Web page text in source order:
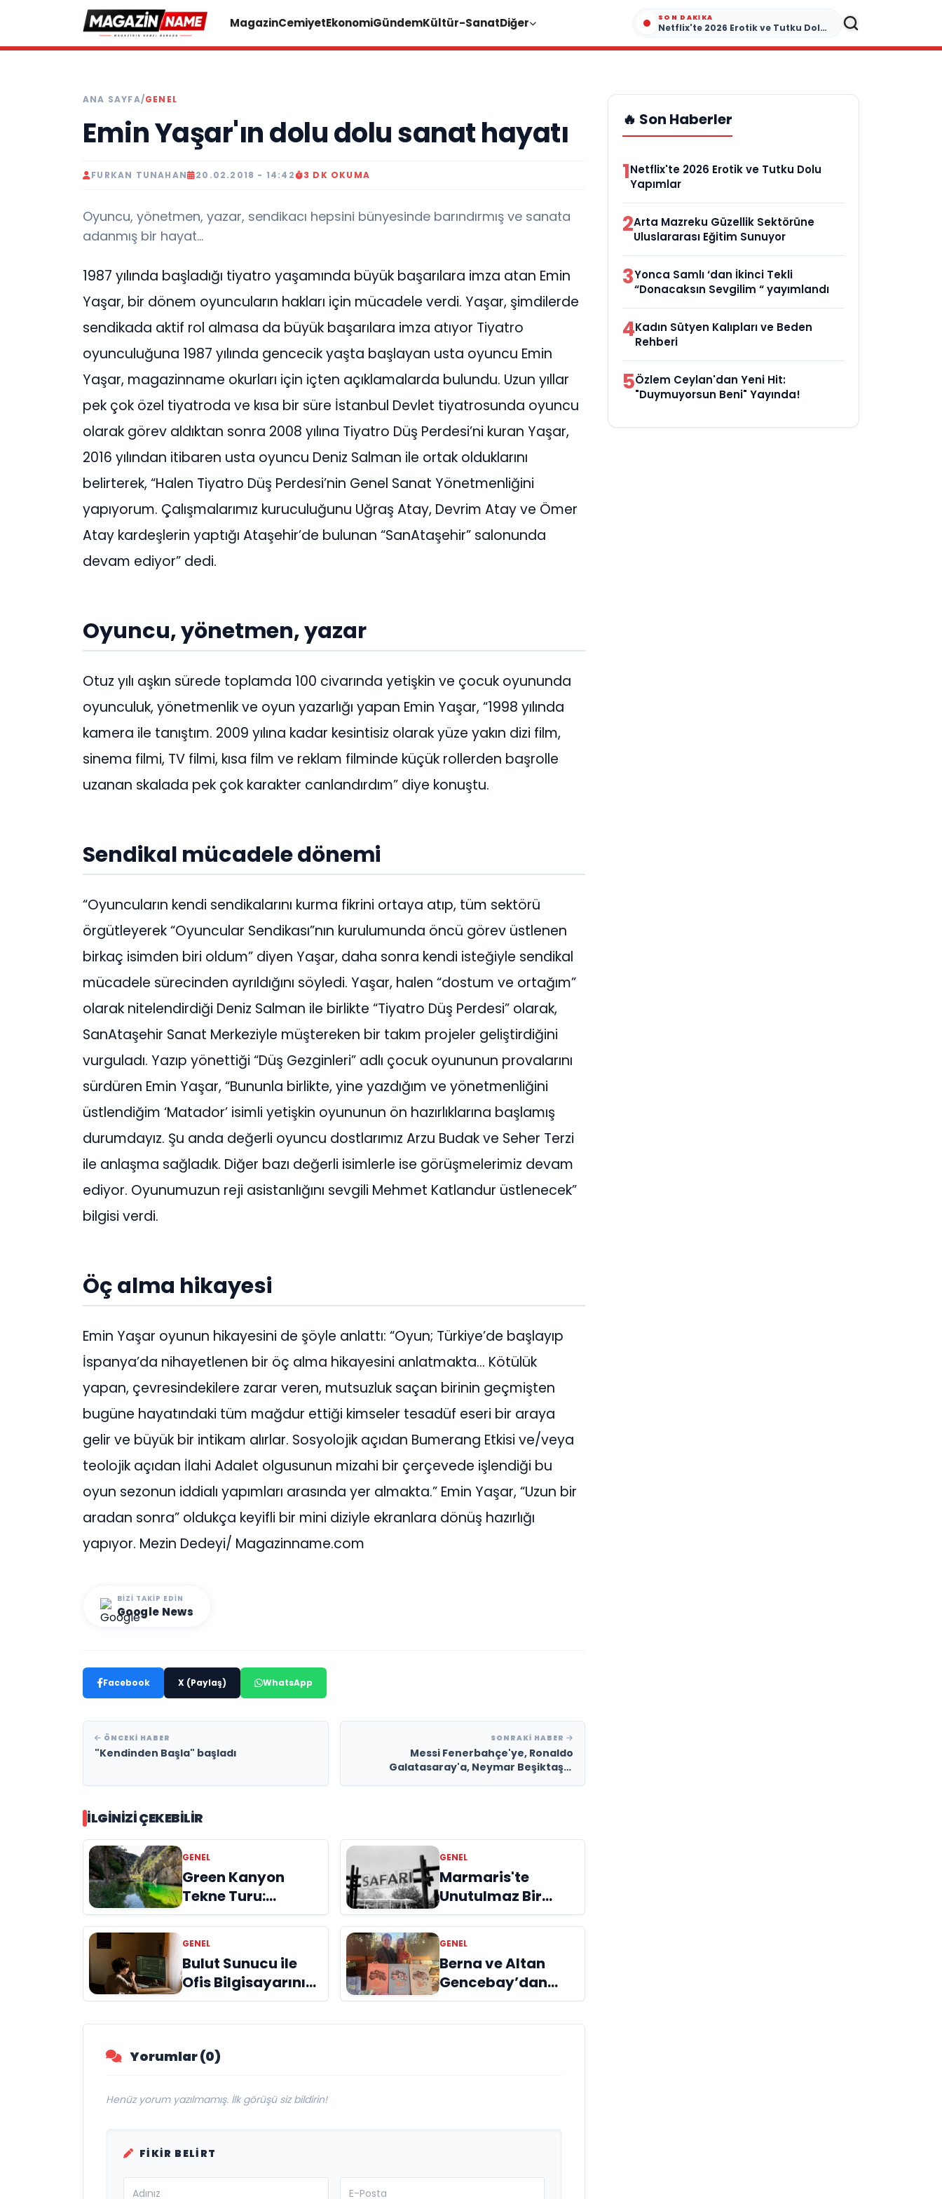
MagazinCemiyetEkonomiGündemKültür-SanatDiğer SON DAKIKA
Netflix'te 2026 Erotik ve Tutku Dolu Yapımlar
ANA SAYFA/GENEL
Emin Yaşar'ın dolu dolu sanat hayatı
FURKAN TUNAHAN 20.02.2018 - 14:42 3 DK OKUMA
Oyuncu, yönetmen, yazar, sendikacı hepsini bünyesinde barındırmış ve sanata
adanmış bir hayat...
1987 yılında başladığı tiyatro yaşamında büyük başarılara imza atan Emin
Yaşar, bir dönem oyuncuların hakları için mücadele verdi. Yaşar, şimdilerde
sendikada aktif rol almasa da büyük başarılara imza atıyor Tiyatro
oyunculuğuna 1987 yılında gencecik yaşta başlayan usta oyuncu Emin
Yaşar, magazinname okurları için içten açıklamalarda bulundu. Uzun yıllar
pek çok özel tiyatroda ve kısa bir süre İstanbul Devlet tiyatrosunda oyuncu
olarak görev aldıktan sonra 2008 yılına Tiyatro Düş Perdesi’ni kuran Yaşar,
2016 yılından itibaren usta oyuncu Deniz Salman ile ortak olduklarını
belirterek, “Halen Tiyatro Düş Perdesi’nin Genel Sanat Yönetmenliğini
yapıyorum. Çalışmalarımız kuruculuğunu Uğraş Atay, Devrim Atay ve Ömer
Atay kardeşlerin yaptığı Ataşehir’de bulunan “SanAtaşehir” salonunda
devam ediyor” dedi.
Oyuncu, yönetmen, yazar
Otuz yılı aşkın sürede toplamda 100 civarında yetişkin ve çocuk oyununda
oyunculuk, yönetmenlik ve oyun yazarlığı yapan Emin Yaşar, “1998 yılında
kamera ile tanıştım. 2009 yılına kadar kesintisiz olarak yüze yakın dizi film,
sinema filmi, TV filmi, kısa film ve reklam filminde küçük rollerden başrolle
uzanan skalada pek çok karakter canlandırdım” diye konuştu.
Sendikal mücadele dönemi
“Oyuncuların kendi sendikalarını kurma fikrini ortaya atıp, tüm sektörü
örgütleyerek “Oyuncular Sendikası”nın kurulumunda öncü görev üstlenen
birkaç isimden biri oldum” diyen Yaşar, daha sonra kendi isteğiyle sendikal
mücadele sürecinden ayrıldığını söyledi. Yaşar, halen “dostum ve ortağım”
olarak nitelendirdiği Deniz Salman ile birlikte “Tiyatro Düş Perdesi” olarak,
SanAtaşehir Sanat Merkeziyle müştereken bir takım projeler geliştirdiğini
vurguladı. Yazıp yönettiği “Düş Gezginleri” adlı çocuk oyununun provalarını
sürdüren Emin Yaşar, “Bununla birlikte, yine yazdığım ve yönetmenliğini
üstlendiğim ‘Matador’ isimli yetişkin oyununun ön hazırlıklarına başlamış
durumdayız. Şu anda değerli oyuncu dostlarımız Arzu Budak ve Seher Terzi
ile anlaşma sağladık. Diğer bazı değerli isimlerle ise görüşmelerimiz devam
ediyor. Oyunumuzun reji asistanlığını sevgili Mehmet Katlandur üstlenecek”
bilgisi verdi.
Öç alma hikayesi
Emin Yaşar oyunun hikayesini de şöyle anlattı: “Oyun; Türkiye’de başlayıp
İspanya’da nihayetlenen bir öç alma hikayesini anlatmakta… Kötülük
yapan, çevresindekilere zarar veren, mutsuzluk saçan birinin geçmişten
bugüne hayatındaki tüm mağdur ettiği kimseler tesadüf eseri bir araya
gelir ve büyük bir intikam alırlar. Sosyolojik açıdan Bumerang Etkisi ve/veya
teolojik açıdan İlahi Adalet olgusunun mizahi bir çerçevede işlendiği bu
oyun sezonun iddialı yapımları arasında yer almakta.” Emin Yaşar, “Uzun bir
aradan sonra” oldukça keyifli bir mini diziyle ekranlara dönüş hazırlığı
yapıyor. Mezin Dedeyi/ Magazinname.com
BIZI TAKIP EDIN
Google News
Facebook X (Paylaş) WhatsApp
ÖNCEKI HABER
"Kendinden Başla" başladı
SONRAKI HABER
Messi Fenerbahçe'ye, Ronaldo
Galatasaray'a, Neymar Beşiktaş'a
İLGINIZI ÇEKEBILIR
GENEL
Green Kanyon
Tekne Turu:
Doğanın Kalbinde
Unutulmaz Bir
Deneyim
GENEL
Marmaris'te
Unutulmaz Bir
Deneyim: At Safari
GENEL
Bulut Sunucu ile
Ofis Bilgisayarınızı
İnternete Taşıyın
GENEL
Berna ve Altan
Gencebay’dan
yeni marka:
Luminus
Yorumlar (0)
Henüz yorum yazılmamış. İlk görüşü siz bildirin!
FIKIR BELIRT
🔥 Son Haberler
1Netflix'te 2026 Erotik ve Tutku Dolu
Yapımlar
2Arta Mazreku Güzellik Sektörüne
Uluslararası Eğitim Sunuyor
3Yonca Samlı ‘dan İkinci Tekli
“Donacaksın Sevgilim “ yayımlandı
4Kadın Sütyen Kalıpları ve Beden
Rehberi
5Özlem Ceylan'dan Yeni Hit:
"Duymuyorsun Beni" Yayında!